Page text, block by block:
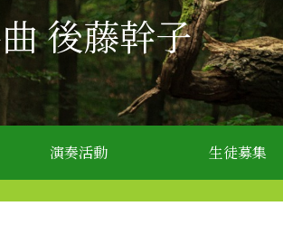
後藤幹子
演奏活動 生徒募集